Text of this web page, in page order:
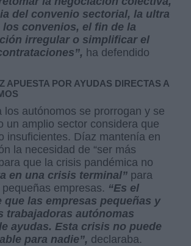
del convenio sectorial, la ultra
convenios, el fin de la
irregular o simplificar el
ha defendido
APUESTA POR AYUDAS DIRECTAS A
los autónomos se prorrogan y se
un amplio sector considera que
insuficientes. Díaz mantenía en
la necesidad de “ser más
que la crisis pandémica no
en una crisis terminal” para
empresas. “Es el
que las empresas pequeñas y
trabajadoras autónomas
ayudas. Esta crisis no puede
para nadie”, declaraba.